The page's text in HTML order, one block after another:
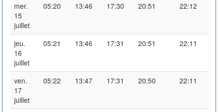
mer.
15
juillet
05:20 13:46 17:30 20:51 22:12
jeu.
16
juillet
05:21 13:46 17:31 20:51 22:11
ven.
17
juillet
05:22 13:47 17:31 20:50 22:11